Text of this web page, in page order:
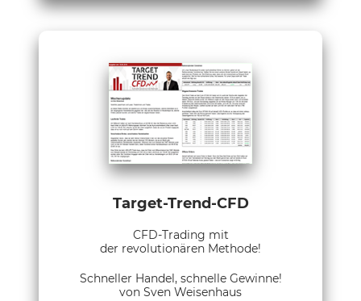
Target-Trend-CFD
CFD-Trading mit
der revolutionären Methode!
Schneller Handel, schnelle Gewinne!
von Sven Weisenhaus